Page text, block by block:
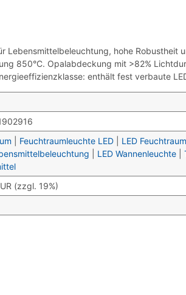
hohe Robustheit
850°C. Opalabdeckung mit >82%
enthält fest verbaute
Feuchtraumleuchte LED LED Feuchtraum
LED Wannenleuchte
(zzgl. 19%)